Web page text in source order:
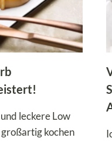
leckere Low
kochen